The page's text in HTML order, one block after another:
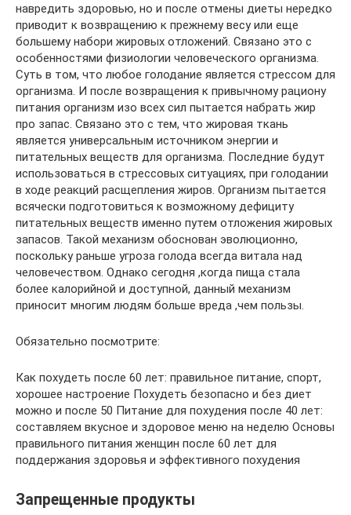
навредить здоровью, но и после отмены диеты нередко
приводит к возвращению к прежнему весу или еще
большему набори жировых отложений. Связано это с
особенностями физиологии человеческого организма.
Суть в том, что любое голодание является стрессом для
организма. И после возвращения к привычному рациону
питания организм изо всех сил пытается набрать жир
про запас. Связано это с тем, что жировая ткань
является универсальным источником энергии и
питательных веществ для организма. Последние будут
использоваться в стрессовых ситуациях, при голодании
в ходе реакций расщепления жиров. Организм пытается
всячески подготовиться к возможному дефициту
питательных веществ именно путем отложения жировых
запасов. Такой механизм обоснован эволюционно,
поскольку раньше угроза голода всегда витала над
человечеством. Однако сегодня ,когда пища стала
более калорийной и доступной, данный механизм
приносит многим людям больше вреда ,чем пользы.
Обязательно посмотрите:
Как похудеть после 60 лет: правильное питание, спорт,
хорошее настроение Похудеть безопасно и без диет
можно и после 50 Питание для похудения после 40 лет:
составляем вкусное и здоровое меню на неделю Основы
правильного питания женщин после 60 лет для
поддержания здоровья и эффективного похудения
Запрещенные продукты